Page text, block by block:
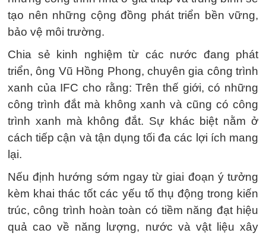
tạo nên những cộng đồng phát triển bền vững,
bảo vệ môi trường.
Chia sẻ kinh nghiệm từ các nước đang phát
triển, ông Vũ Hồng Phong, chuyên gia công trình
xanh của IFC cho rằng: Trên thế giới, có những
công trình đắt mà không xanh và cũng có công
trình xanh mà không đắt. Sự khác biệt nằm ở
cách tiếp cận và tận dụng tối đa các lợi ích mang
lại.
Nếu định hướng sớm ngay từ giai đoạn ý tưởng
kèm khai thác tốt các yếu tố thụ động trong kiến
trúc, công trình hoàn toàn có tiềm năng đạt hiệu
quả cao về năng lượng, nước và vật liệu xây